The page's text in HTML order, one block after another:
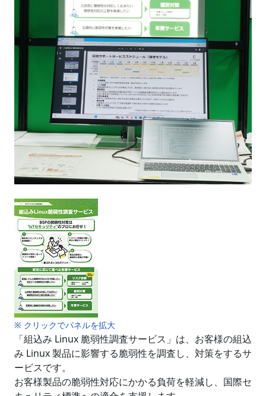
※ クリックでパネルを拡大
「組込み Linux 脆弱性調査サービス」は、お客様の組込
み Linux 製品に影響する脆弱性を調査し、対策をするサ
ービスです。
お客様製品の脆弱性対応にかかる負荷を軽減し、国際セ